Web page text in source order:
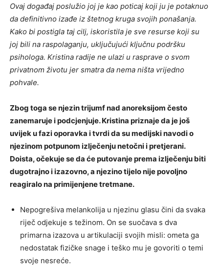
Ovaj događaj poslužio joj je kao poticaj koji ju je potaknuo
da definitivno izađe iz štetnog kruga svojih ponašanja.
Kako bi postigla taj cilj, iskoristila je sve resurse koji su
joj bili na raspolaganju, uključujući ključnu podršku
psihologa. Kristina radije ne ulazi u rasprave o svom
privatnom životu jer smatra da nema ništa vrijedno
pohvale.
Zbog toga se njezin trijumf nad anoreksijom često
zanemaruje i podcjenjuje. Kristina priznaje da je još
uvijek u fazi oporavka i tvrdi da su medijski navodi o
njezinom potpunom izlječenju netočni i pretjerani.
Doista, očekuje se da će putovanje prema izlječenju biti
dugotrajno i izazovno, a njezino tijelo nije povoljno
reagiralo na primijenjene tretmane.
Nepogrešiva ​​melankolija u njezinu glasu čini da svaka
riječ odjekuje s težinom. On se suočava s dva
primarna izazova u artikulaciji svojih misli: ometa ga
nedostatak fizičke snage i teško mu je govoriti o temi
svoje nesreće.